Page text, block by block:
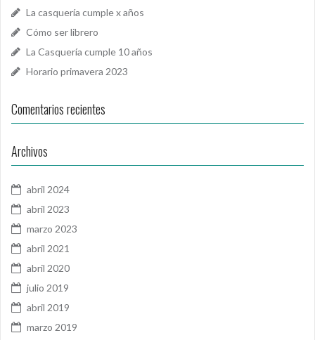
La casquería cumple x años
Cómo ser librero
La Casquería cumple 10 años
Horario primavera 2023
Comentarios recientes
Archivos
abril 2024
abril 2023
marzo 2023
abril 2021
abril 2020
julio 2019
abril 2019
marzo 2019